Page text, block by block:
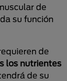
de
su función
de
los nutrientes
de su